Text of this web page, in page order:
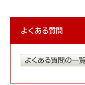
よくある質問